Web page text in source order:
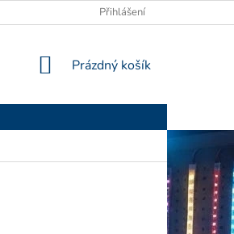
Přihlášení
NÁKUPNÍ
Prázdný košík